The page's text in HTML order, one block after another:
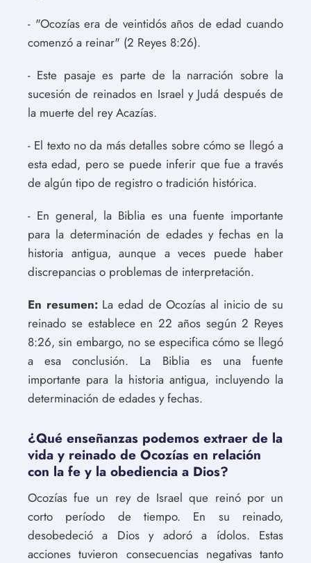
- "Ocozías era de veintidós años de edad cuando
comenzó a reinar" (2 Reyes 8:26).
- Este pasaje es parte de la narración sobre la
sucesión de reinados en Israel y Judá después de
la muerte del rey Acazías.
- El texto no da más detalles sobre cómo se llegó a
esta edad, pero se puede inferir que fue a través
de algún tipo de registro o tradición histórica.
- En general, la Biblia es una fuente importante
para la determinación de edades y fechas en la
historia antigua, aunque a veces puede haber
discrepancias o problemas de interpretación.
En resumen:La edad de Ocozías al inicio de su
reinado se establece en 22 años según 2 Reyes
8:26, sin embargo, no se especifica cómo se llegó
a esa conclusión. La Biblia es una fuente
importante para la historia antigua, incluyendo la
determinación de edades y fechas.
¿Qué enseñanzas podemos extraer de la
vida y reinado de Ocozías en relación
con la fe y la obediencia a Dios?
Ocozías fue un rey de Israel que reinó por un
corto período de tiempo. En su reinado,
desobedeció a Dios y adoró a ídolos. Estas
acciones tuvieron consecuencias negativas tanto